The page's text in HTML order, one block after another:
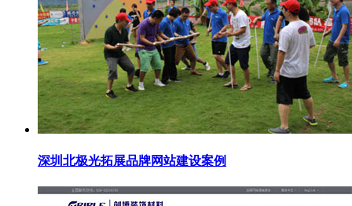
深圳北极光拓展品牌网站建设案例